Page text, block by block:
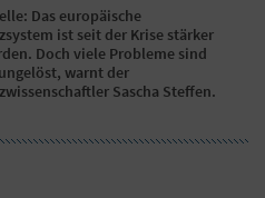
Das europäische
ist seit der Krise stärker
Doch viele Probleme sind
warnt der
Sascha Steffen.